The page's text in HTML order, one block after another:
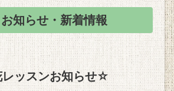
お知らせ・新着情報
ッスンお知らせ☆